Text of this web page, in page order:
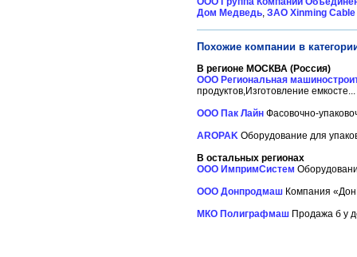
Дом Медведь, ЗАО Xinming
Похожие компании в
В регионе МОСКВА (Россия)
ООО Региональная
продуктов,Изготовление емкосте...
ООО Пак Лайн Фасовочно-
AROPAK Оборудование для
В остальных регионах
ООО ИмпримСистем
ООО Донпродмаш Компания
МКО Полиграфмаш Продажа б у